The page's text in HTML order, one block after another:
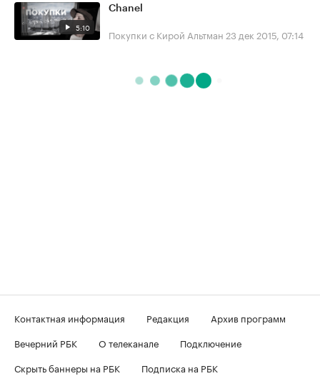
5:10
Chanel
Покупки с Кирой Альтман 23 дек 2015, 07:14
Контактная информация Редакция
Архив программ
Вечерний РБК
О телеканале
Подключение
Скрыть баннеры на РБК
Подписка на РБК